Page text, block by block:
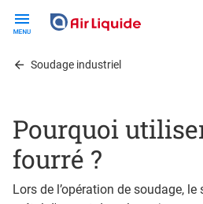
contentSoudage industriel
Pourquoi
fourré ?
Lors de l’opération de soudage,